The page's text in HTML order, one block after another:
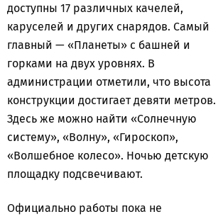
доступны 17 различных качелей,
каруселей и других снарядов. Самый
главный — «Планеты» с башней и
горками на двух уровнях. В
администрации отметили, что высота
конструкции достигает девяти метров.
Здесь же можно найти «Солнечную
систему», «Волну», «Гироскоп»,
«Волшебное колесо». Ночью детскую
площадку подсвечивают.
Официально работы пока не